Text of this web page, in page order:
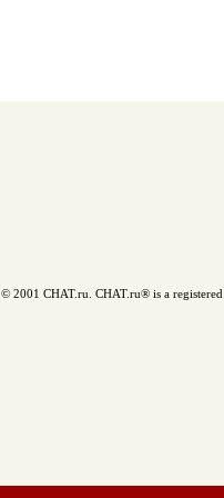
© 2001 CHAT.ru. CHAT.ru® is a